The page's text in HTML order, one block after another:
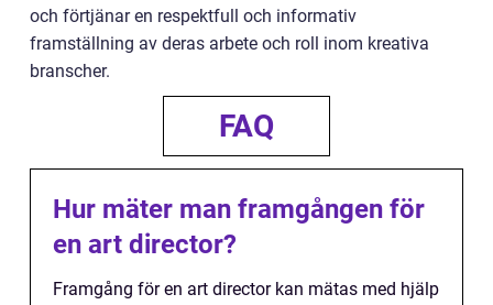
och förtjänar en respektfull och informativ
framställning av deras arbete och roll inom kreativa
branscher.
FAQ
Hur mäter man framgången för
en art director?
Framgång för en art director kan mätas med hjälp